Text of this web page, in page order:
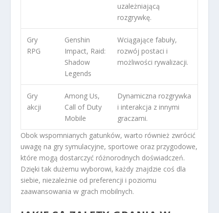
uzależniającą
rozgrywkę.
Gry
RPG
Genshin
Impact, Raid:
Shadow
Legends
Wciągające fabuły,
rozwój postaci i
możliwości rywalizacji.
Gry
akcji
Among Us,
Call of Duty
Mobile
Dynamiczna rozgrywka
i interakcja z innymi
graczami.
Obok wspomnianych gatunków, warto również zwrócić
uwagę na gry symulacyjne, sportowe oraz przygodowe,
które mogą dostarczyć różnorodnych doświadczeń.
Dzięki tak dużemu wyborowi, każdy znajdzie coś dla
siebie, niezależnie od preferencji i poziomu
zaawansowania w grach mobilnych.